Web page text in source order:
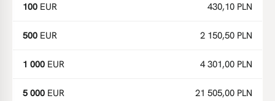
100 EUR 430,10 PLN
500 EUR 2 150,50 PLN
1 000 EUR 4 301,00 PLN
5 000 EUR 21 505,00 PLN